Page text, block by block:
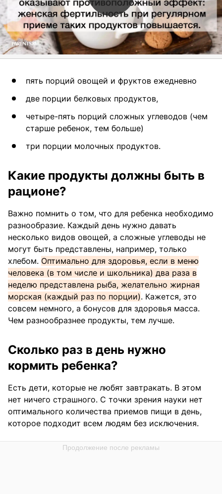
пять порций овощей и фруктов ежедневно
две порции белковых продуктов,
четыре-пять порций сложных углеводов (чем
старше ребенок, тем больше)
три порции молочных продуктов.
Какие продукты должны быть в
рационе?
Важно помнить о том, что для ребенка необходимо
разнообразие. Каждый день нужно давать
несколько видов овощей, а сложные углеводы не
могут быть представлены, например, только
хлебом. Оптимально для здоровья, если в меню
человека (в том числе и школьника) два раза в
неделю представлена рыба, желательно жирная
морская (каждый раз по порции). Кажется, это
совсем немного, а бонусов для здоровья масса.
Чем разнообразнее продукты, тем лучше.
Сколько раз в день нужно
кормить ребенка?
Есть дети, которые не любят завтракать. В этом
нет ничего страшного. С точки зрения науки нет
оптимального количества приемов пищи в день,
которое подходит всем людям без исключения.